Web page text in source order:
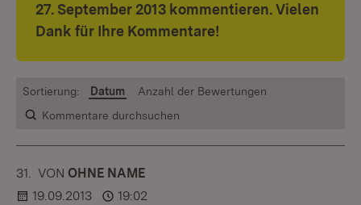
27. September 2013 kommentieren. Vielen
Dank für Ihre Kommentare!
Kommentare durchsuchen
Sortierung: Datum Anzahl der Bewertungen
31. KOMMENTAR
VON :OHNE NAME
19.09.2013
19:02